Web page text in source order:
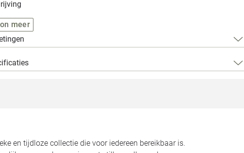
Alle
meer
en tijdloze collectie die voor iedereen bereikbaar is.